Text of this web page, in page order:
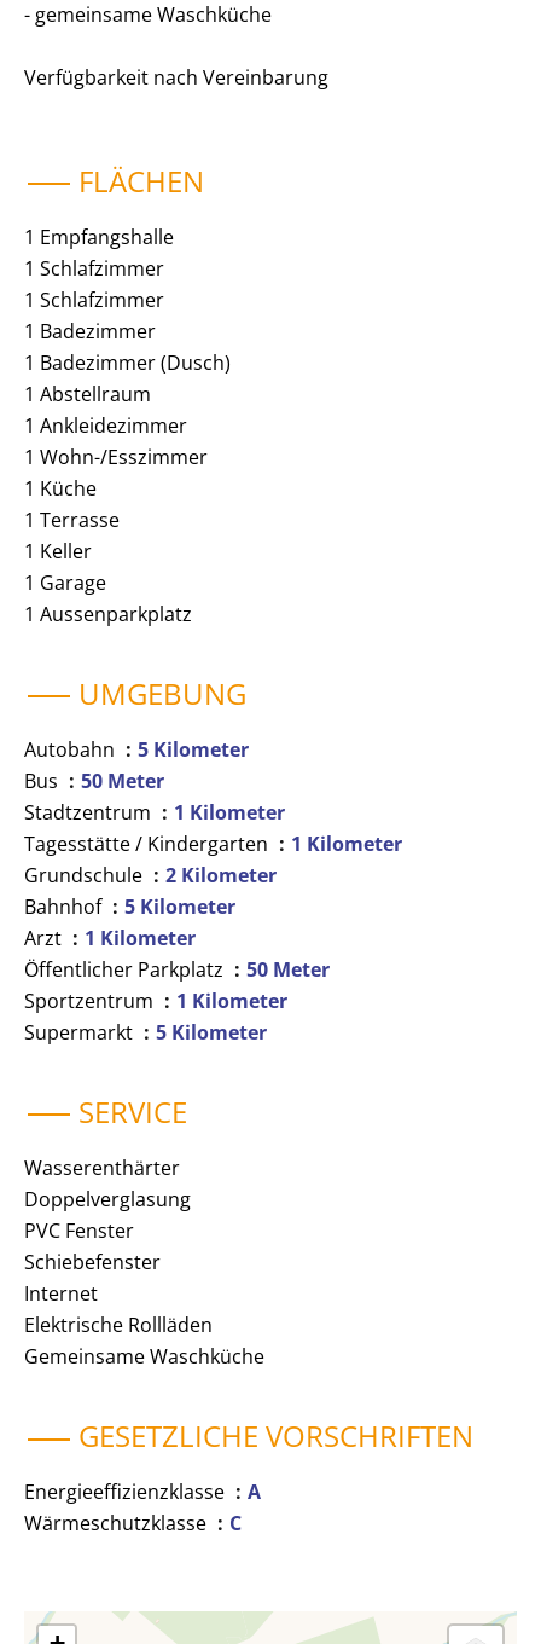
- gemeinsame Waschküche
Verfügbarkeit nach Vereinbarung
FLÄCHEN
1 Empfangshalle
1 Schlafzimmer
1 Schlafzimmer
1 Badezimmer
1 Badezimmer (Dusch)
1 Abstellraum
1 Ankleidezimmer
1 Wohn-/Esszimmer
1 Küche
1 Terrasse
1 Keller
1 Garage
1 Aussenparkplatz
UMGEBUNG
Autobahn
5 Kilometer
Bus
50 Meter
Stadtzentrum
1 Kilometer
Tagesstätte / Kindergarten
1 Kilometer
Grundschule
2 Kilometer
Bahnhof
5 Kilometer
Arzt
1 Kilometer
Öffentlicher Parkplatz
50 Meter
Sportzentrum
1 Kilometer
Supermarkt
5 Kilometer
SERVICE
Wasserenthärter
Doppelverglasung
PVC Fenster
Schiebefenster
Internet
Elektrische Rollläden
Gemeinsame Waschküche
GESETZLICHE VORSCHRIFTEN
Energieeffizienzklasse
A
Wärmeschutzklasse
C